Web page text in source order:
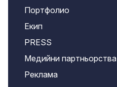
Портфолио
Екип
PRESS
Медийни партньорства
Реклама